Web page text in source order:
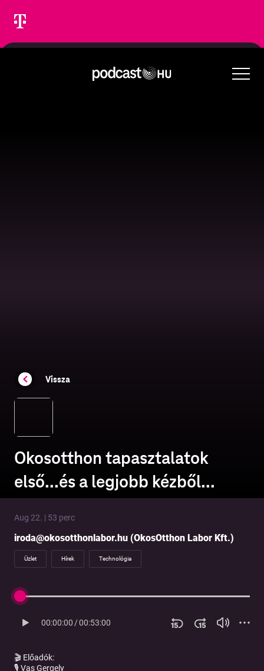
Vissza
Okosotthon tapasztalatok
első...és a legjobb kézből...
Aug 22. | 53 perc
iroda@okosotthonlabor.hu (OkosOtthon Labor Kft.)
Üzlet Hírek Technológia
00:00:00/00:53:00
🎬 Előadók:
🎙️ Vas Gergely